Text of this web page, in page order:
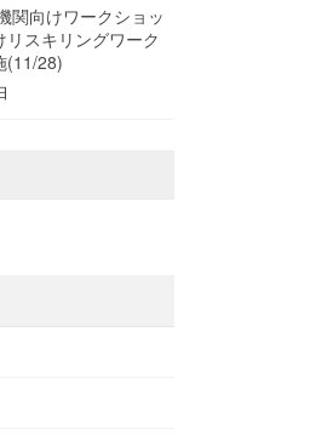
関向けワークショッ
リスキリングワーク
(11/28)